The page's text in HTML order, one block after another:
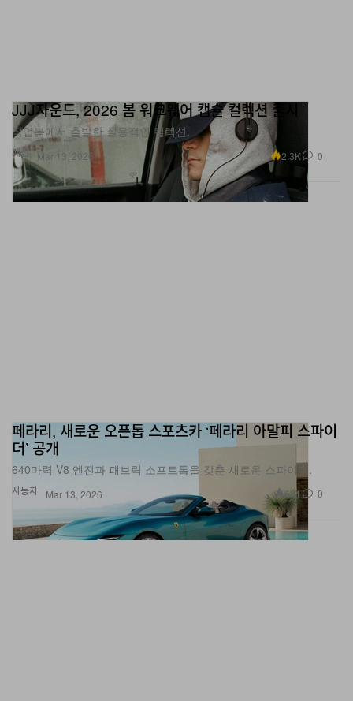
패션
JJJ자운드, 2026 봄 워크웨어 캡슐 컬렉션 출시
작업복에서 출발한 실용적인 컬렉션.
Mar 13, 2026 2.3K 0
자동차
페라리, 새로운 오픈톱 스포츠카 ‘페라리 아말피 스파이
더’ 공개
640마력 V8 엔진과 패브릭 소프트톱을 갖춘 새로운 스파이더.
Mar 13, 2026 681 0